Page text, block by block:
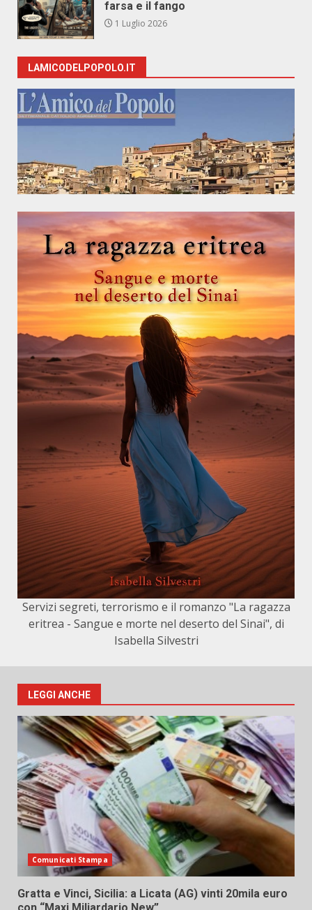
farsa e il fango
1 Luglio 2026
LAMICODELPOPOLO.IT
Servizi segreti, terrorismo e il romanzo "La ragazza
eritrea - Sangue e morte nel deserto del Sinai", di
Isabella Silvestri
LEGGI ANCHE
Comunicati Stampa
Gratta e Vinci, Sicilia: a Licata (AG) vinti 20mila euro